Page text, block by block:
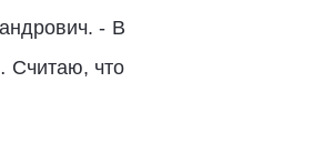
- В
Считаю, что